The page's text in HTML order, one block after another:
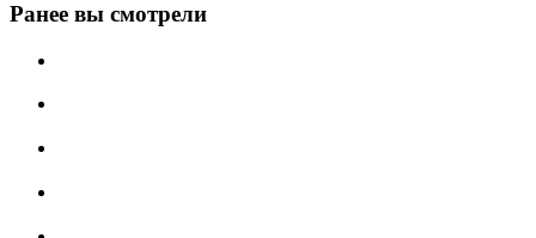
Ранее вы смотрели